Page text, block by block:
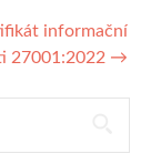
informační
27001:2022 →